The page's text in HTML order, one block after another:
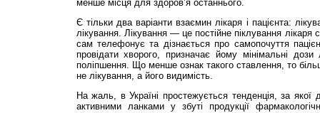
менше місця для здоров’я останнього.
Є тільки два варіанти взаємин лікаря і пацієнта:
лікування. Лікування — це постійне піклування лікаря
сам телефонує та дізнається про самопочуття
провідати хворого, призначає йому мінімальні
поліпшення. Що менше ознак такого ставлення, то
не лікування, а його видимість.
На жаль, в Україні простежується тенденція, за якої
активними ланками у збуті продукції